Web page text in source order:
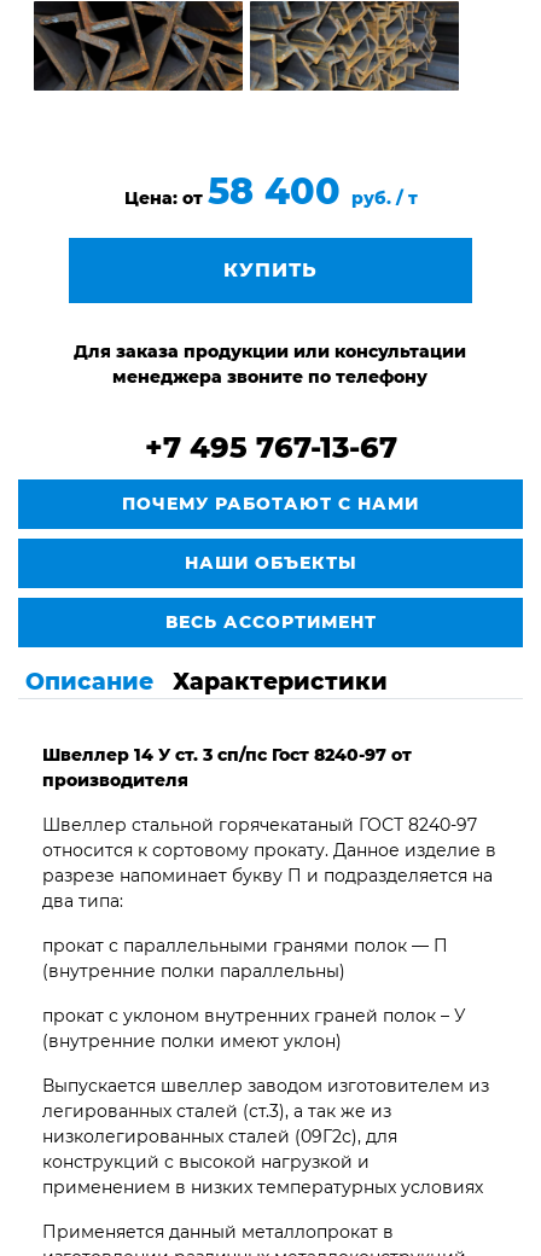
Цена: от 58 400 руб. / т
КУПИТЬ
Для заказа продукции или консультации
менеджера звоните по телефону
+7 495 767-13-67
ПОЧЕМУ РАБОТАЮТ С НАМИ
НАШИ ОБЪЕКТЫ
ВЕСЬ АССОРТИМЕНТ
Описание Характеристики
Швеллер 14 У ст. 3 сп/пс Гост 8240-97 от
производителя
Швеллер стальной горячекатаный ГОСТ 8240-97
относится к сортовому прокату. Данное изделие в
разрезе напоминает букву П и подразделяется на
два типа:
прокат с параллельными гранями полок — П
(внутренние полки параллельны)
прокат с уклоном внутренних граней полок – У
(внутренние полки имеют уклон)
Выпускается швеллер заводом изготовителем из
легированных сталей (ст.3), а так же из
низколегированных сталей (09Г2с), для
конструкций с высокой нагрузкой и
применением в низких температурных условиях
Применяется данный металлопрокат в